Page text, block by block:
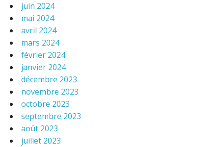
juin 2024
mai 2024
avril 2024
mars 2024
février 2024
janvier 2024
décembre 2023
novembre 2023
octobre 2023
septembre 2023
août 2023
juillet 2023